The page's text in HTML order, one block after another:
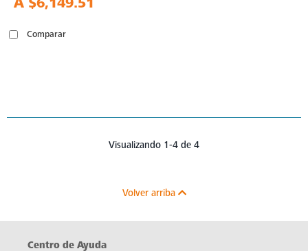
Comparar
Visualizando 1-4 de 4
Volver arriba
Centro de Ayuda